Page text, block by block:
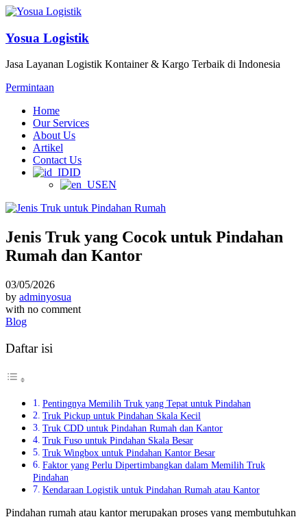
Yosua Logistik
Jasa Layanan Logistik Kontainer & Kargo Terbaik di Indonesia
Permintaan
Home
Our Services
About Us
Artikel
Contact Us
ID
EN
Jenis Truk yang Cocok untuk Pindahan
Rumah dan Kantor
03/05/2026
by adminyosua
with no comment
Blog
Daftar isi
Pentingnya Memilih Truk yang Tepat untuk Pindahan
Truk Pickup untuk Pindahan Skala Kecil
Truk CDD untuk Pindahan Rumah dan Kantor
Truk Fuso untuk Pindahan Skala Besar
Truk Wingbox untuk Pindahan Kantor Besar
Faktor yang Perlu Dipertimbangkan dalam Memilih Truk
Pindahan
Kendaraan Logistik untuk Pindahan Rumah atau Kantor
Pindahan rumah atau kantor merupakan proses yang membutuhkan